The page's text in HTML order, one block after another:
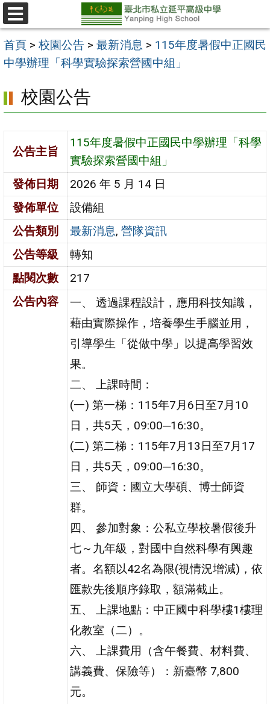
跳
至
主
要
區
選
單
首頁 >校園公告 >最新消息 > 115年度暑假中正國民
中學辦理「科學實驗探索營國中組」
校園公告
公告主旨
115年度暑假中正國民中學辦理「科學
實驗探索營國中組」
發佈日期
2026 年 5 月 14 日
發佈單位
設備組
公告類別
最新消息,營隊資訊
公告等級
轉知
點閱次數
217
公告內容
一、 透過課程設計，應用科技知識，
藉由實際操作，培養學生手腦並用，
引導學生「從做中學」以提高學習效
果。
二、 上課時間：
(一) 第一梯：115年7月6日至7月10
日，共5天，09:00─16:30。
(二) 第二梯：115年7月13日至7月17
日，共5天，09:00─16:30。
三、 師資：國立大學碩、博士師資
群。
四、 參加對象：公私立學校暑假後升
七～九年級，對國中自然科學有興趣
者。名額以42名為限(視情況增減)，依
匯款先後順序錄取，額滿截止。
五、 上課地點：中正國中科學樓1樓理
化教室（二）。
六、 上課費用（含午餐費、材料費、
講義費、保險等）：新臺幣 7,800
元。